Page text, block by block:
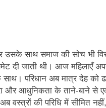
4 Days Ago
पेपर लीक पर गैर-भाजपा सरकारों
5 Days Ago
कॉकरोच आंदोलन: गांधीवाद की
5 Days Ago
उसके साथ समाज की सोच भी
दी जाती थी। आज महिलाएँ
परिधान अब मात्र देह को
और आधुनिकता के ताने-बाने
वस्त्रों की परिधि में सीमित